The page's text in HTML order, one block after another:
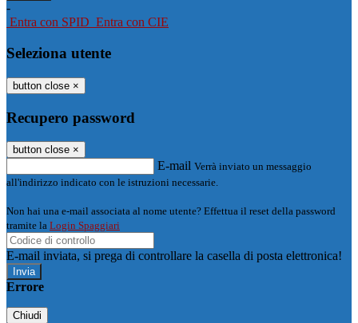
-
Entra con SPID Entra con CIE
Seleziona utente
button close ×
Recupero password
button close ×
E-mail Verrà inviato un messaggio
all'indirizzo indicato con le istruzioni necessarie.
Non hai una e-mail associata al nome utente? Effettua il reset della password
tramite la Login Spaggiari
E-mail inviata, si prega di controllare la casella di posta elettronica!
Errore
Chiudi